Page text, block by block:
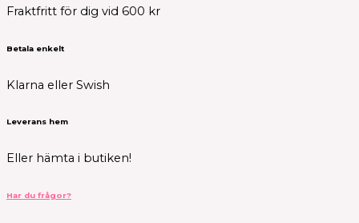
Fraktfritt för dig vid 600 kr
Betala enkelt
Klarna eller Swish
Leverans hem
Eller hämta i butiken!
Har du frågor?